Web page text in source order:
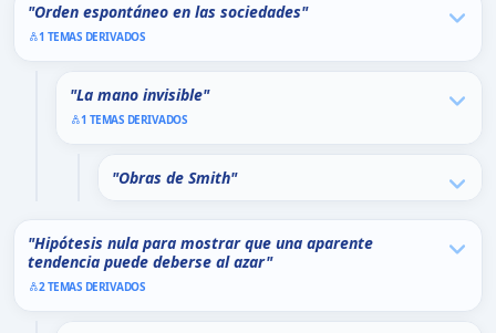
"Orden espontáneo en las sociedades"
1 TEMAS DERIVADOS
"La mano invisible"
1 TEMAS DERIVADOS
"Obras de Smith"
"Hipótesis nula para mostrar que una aparente
tendencia puede deberse al azar"
2 TEMAS DERIVADOS